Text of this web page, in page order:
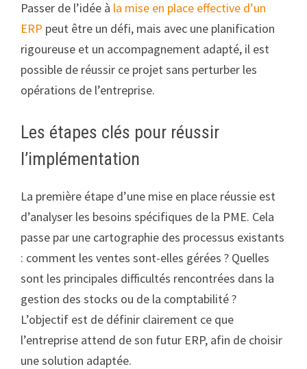
Passer de l’idée à la mise en place effective d’un
ERP peut être un défi, mais avec une planification
rigoureuse et un accompagnement adapté, il est
possible de réussir ce projet sans perturber les
opérations de l’entreprise.
Les étapes clés pour réussir
l’implémentation
La première étape d’une mise en place réussie est
d’analyser les besoins spécifiques de la PME. Cela
passe par une cartographie des processus existants
: comment les ventes sont-elles gérées ? Quelles
sont les principales difficultés rencontrées dans la
gestion des stocks ou de la comptabilité ?
L’objectif est de définir clairement ce que
l’entreprise attend de son futur ERP, afin de choisir
une solution adaptée.